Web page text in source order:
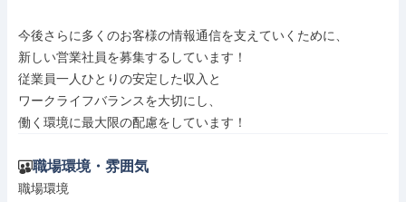
今後さらに多くのお客様の情報通信を支えていくために、
新しい営業社員を募集するしています！
従業員一人ひとりの安定した収入と
ワークライフバランスを大切にし、
働く環境に最大限の配慮をしています！
職場環境・雰囲気
職場環境